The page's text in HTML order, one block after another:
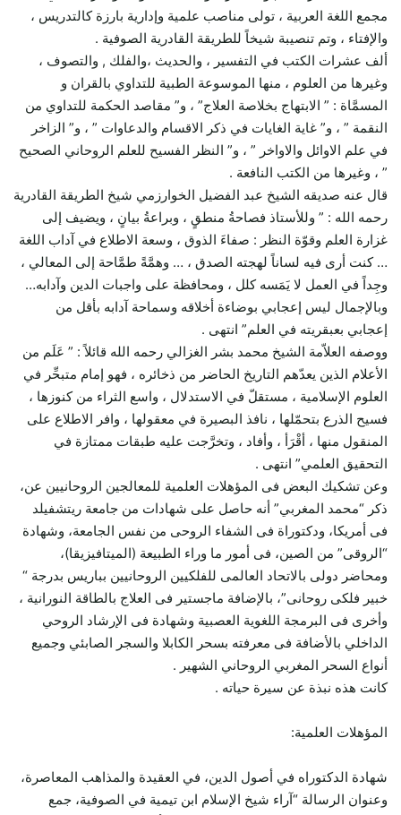
مجمع اللغة العربية ، تولى مناصب علمية وإدارية بارزة كالتدريس ،
والإفتاء ، وتم تنصيبة شيخاً للطريقة القادرية الصوفية .
ألف عشرات الكتب في التفسير ، والحديث ،والفلك , والتصوف ،
وغيرها من العلوم ، منها الموسوعة الطبية للتداوي بالقران و
المسمَّاة : ” الابتهاج بخلاصة العلاج” ، و” مقاصد الحكمة للتداوي من
النقمة ” ، و” غاية الغايات في ذكر الاقسام والدعاوات ” ، و” الزاخر
في علم الاوائل والاواخر ” ، و” النظر الفسيح للعلم الروحاني الصحيح
” ، وغيرها من الكتب النافعة .
قال عنه صديقه الشيخ عبد الفضيل الخوارزمي شيخ الطريقة القادرية
رحمه الله : ” وللأستاذ فصاحةُ منطقٍ ، وبراعةُ بيانٍ ، ويضيف إلى
غزارة العلم وقوّة النظر : صفاءَ الذوق ، وسعة الاطلاع في آداب اللغة
… كنت أرى فيه لساناً لهجته الصدق ، … وهمَّةً طمَّاحة إلى المعالي ،
وجِداً في العمل لا يَمَسه كلل ، ومحافظة على واجبات الدين وآدابه…
وبالإجمال ليس إعجابي بوضاءة أخلاقه وسماحة آدابه بأقل من
إعجابي بعبقريته في العلم” انتهى .
ووصفه العلاّمة الشيخ محمد بشر الغزالي رحمه الله قائلاً : ” عَلَم من
الأعلام الذين يعدّهم التاريخ الحاضر من ذخائره ، فهو إمام متبحِّر في
العلوم الإسلامية ، مستقلّ في الاستدلال ، واسع الثراء من كنوزها ،
فسيح الذرع بتحمّلها ، نافذ البصيرة في معقولها ، وافر الاطلاع على
المنقول منها ، أقْرَأ ، وأفاد ، وتخرَّجت عليه طبقات ممتازة في
التحقيق العلمي” انتهى .
وعن تشكيك البعض فى المؤهلات العلمية للمعالجين الروحانيين عن،
ذكر “محمد المغربي” أنه حاصل على شهادات من جامعة ريتشفيلد
فى أمريكا، ودكتوراة فى الشفاء الروحى من نفس الجامعة، وشهادة
“الروقى” من الصين، فى أمور ما وراء الطبيعة (الميتافيزيقا)،
ومحاضر دولى بالاتحاد العالمى للفلكيين الروحانيين بباريس بدرجة “
خبير فلكى روحانى”، بالإضافة ماجستير فى العلاج بالطاقة النورانية ،
وأخرى فى البرمجة اللغوية العصبية وشهادة فى الإرشاد الروحي
الداخلي بالأضافة فى معرفته بسحر الكابلا والسجر الصابئي وجميع
أنواع السحر المغربي الروحاني الشهير .
كانت هذه نبذة عن سيرة حياته .
المؤهلات العلمية:
شهادة الدكتوراه في أصول الدين، في العقيدة والمذاهب المعاصرة،
وعنوان الرسالة “آراء شيخ الإسلام ابن تيمية في الصوفية، جمع